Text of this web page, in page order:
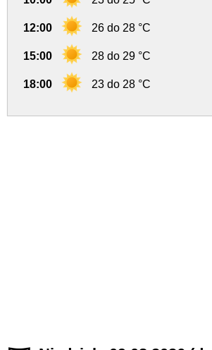
12:00 26 do 28 °C
15:00 28 do 29 °C
18:00 23 do 28 °C